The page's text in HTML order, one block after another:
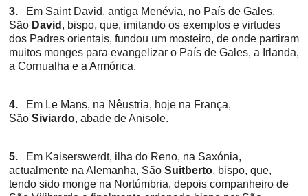
3.
Em Saint David, antiga Menévia, no País de Gales,
São David , bispo, que, imitando os exemplos e virtudes
dos Padres orientais, fundou um mosteiro, de onde partiram
muitos monges para evangelizar o País de Gales, a Irlanda,
a Cornualha e a Armórica.
4.
Em Le Mans, na Nêustria, hoje na França,
São Siviardo, abade de Anisole.
5.
Em Kaiserswerdt, ilha do Reno, na Saxónia,
actualmente na Alemanha, São Suitberto, bispo, que,
tendo sido monge na Nortúmbria, depois companheiro de